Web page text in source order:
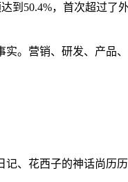
到50.4%，首次超过
实。营销、研发、产
、花西子的神话尚